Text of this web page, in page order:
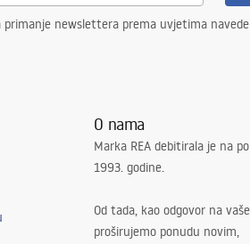
newslettera prema uvjetima
O nama
Marka REA debitirala je na
1993. godine.
Od tada, kao odgovor na
proširujemo ponudu novim,